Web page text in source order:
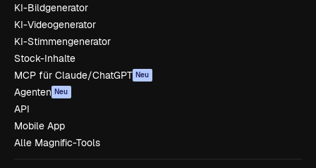
KI-Bildgenerator
KI-Videogenerator
KI-Stimmengenerator
Stock-Inhalte
MCP für Claude/ChatGPT Neu
Agenten Neu
API
Mobile App
Alle Magnific-Tools